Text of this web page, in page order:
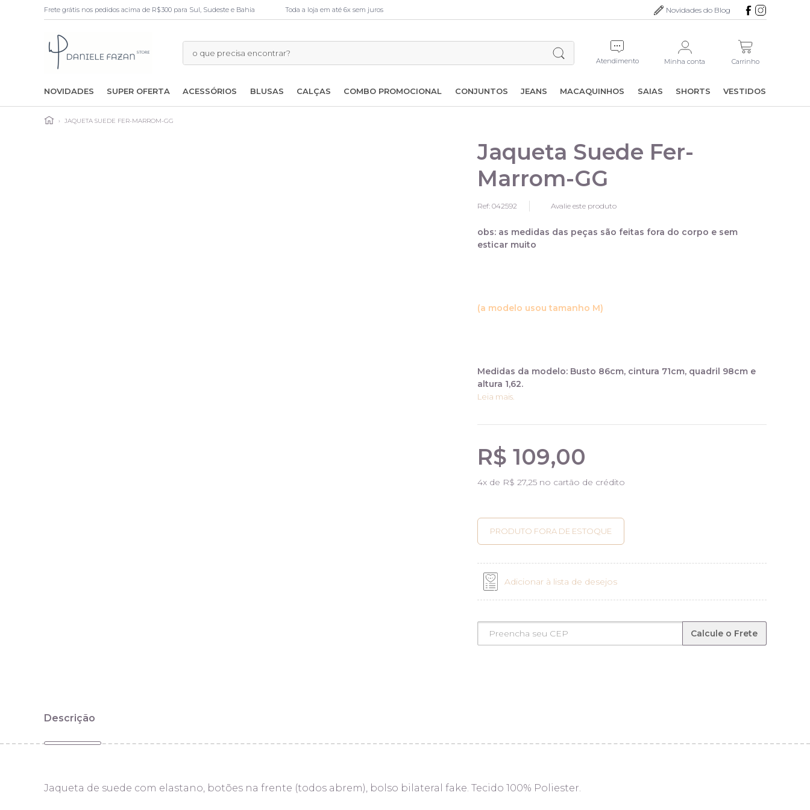
Frete grátis nos pedidos acima de R$300 para Sul, Sudeste e Bahia Toda a loja em até 6x sem juros Novidades do Blog
Atendimento Minha conta Carrinho
NOVIDADES SUPER OFERTA ACESSÓRIOS BLUSAS CALÇAS COMBO PROMOCIONAL CONJUNTOS JEANS MACAQUINHOS SAIAS SHORTS VESTIDOS
› JAQUETA SUEDE FER-MARROM-GG
Jaqueta Suede Fer-
Marrom-GG
Ref: 042592 Avalie este produto
obs: as medidas das peças são feitas fora do corpo e sem
esticar muito
(a modelo usou tamanho M)
Medidas da modelo: Busto 86cm, cintura 71cm, quadril 98cm e
altura 1,62.
Leia mais.
R$ 109,00
4x de R$ 27,25no cartão de crédito
Adicionar à lista de desejos
Calcule o Frete
Descrição
Jaqueta de suede com elastano, botões na frente (todos abrem), bolso bilateral fake. Tecido 100% Poliester.